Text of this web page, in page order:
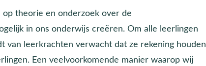
op theorie en onderzoek over de
in ons onderwijs creëren. Om alle leerlingen
van leerkrachten verwacht dat ze rekening houden
Een veelvoorkomende manier waarop wij